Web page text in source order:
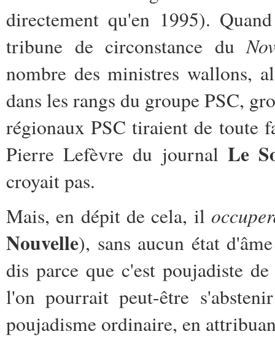
directement qu'en 1995).
tribune de circonstance du
nombre des ministres wallons,
dans les rangs du groupe PSC,
régionaux PSC tiraient de toute
Pierre Lefèvre du journal Le
croyait pas.
Mais, en dépit de cela, il
Nouvelle), sans aucun état
dis parce que c'est poujadiste
l'on pourrait peut-être
poujadisme ordinaire, en